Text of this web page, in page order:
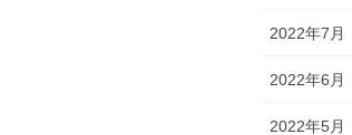
2022年7月
2022年6月
2022年5月